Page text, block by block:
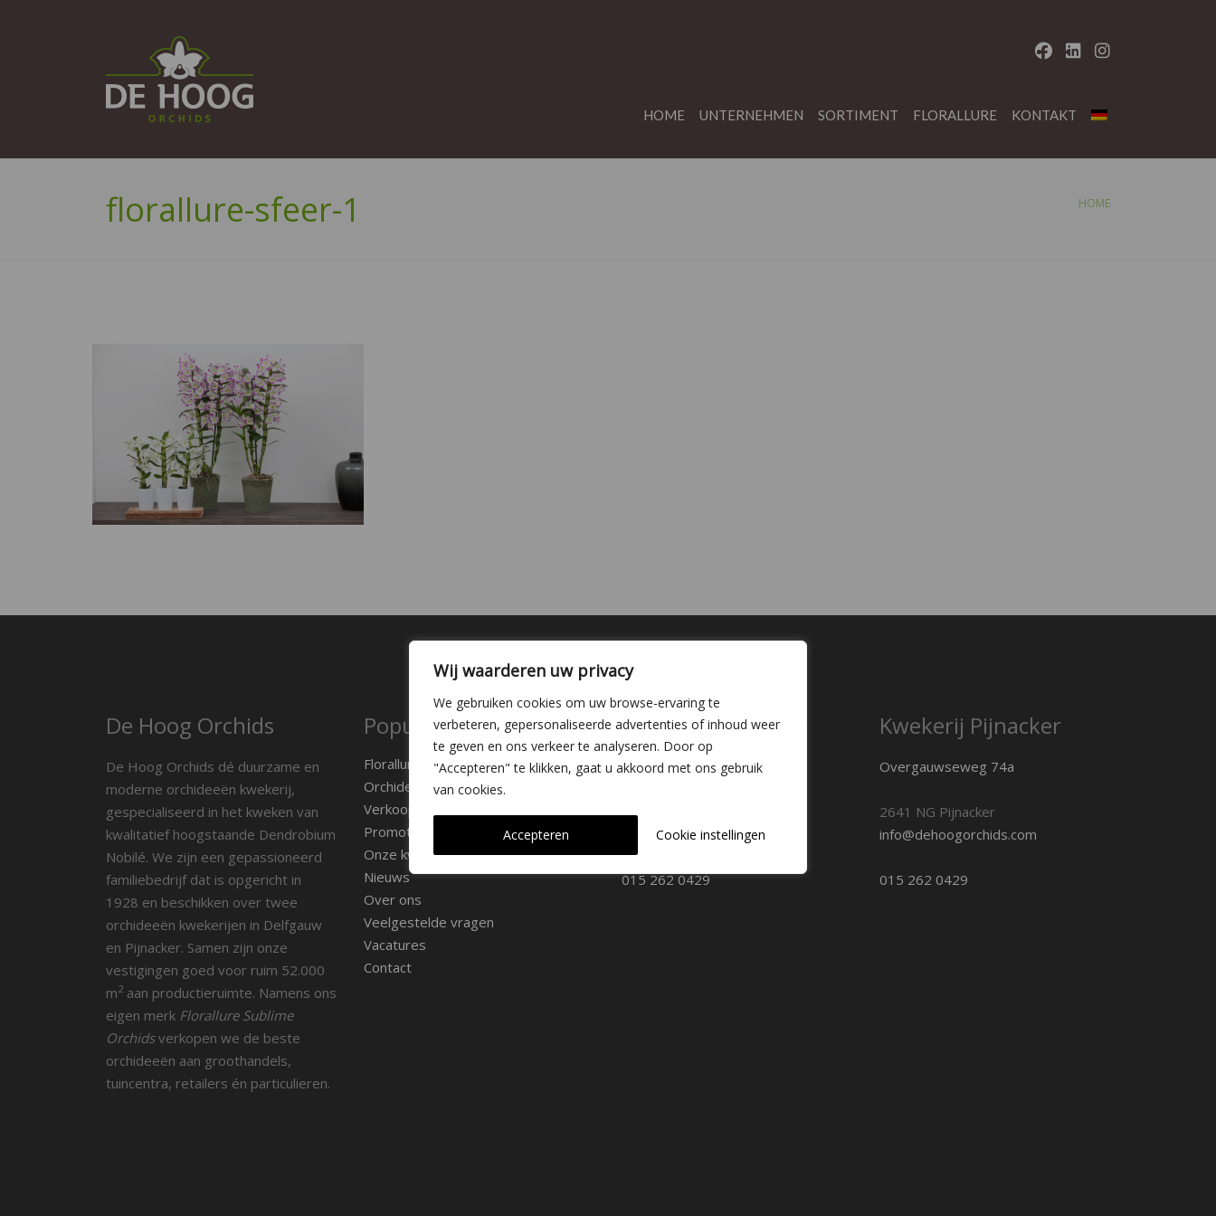
Wij waarderen uw privacy
We gebruiken cookies om uw browse-ervaring te
verbeteren, gepersonaliseerde advertenties of inhoud weer
te geven en ons verkeer te analyseren. Door op
"Accepteren" te klikken, gaat u akkoord met ons gebruik
van cookies.
Cookie instellingen
Accepteren
HOME UNTERNEHMEN SORTIMENT FLORALLURE KONTAKT
florallure-sfeer-1 HOME
De Hoog Orchids
De Hoog Orchids dé duurzame en
moderne orchideeën kwekerij,
gespecialiseerd in het kweken van
kwalitatief hoogstaande Dendrobium
Nobilé. We zijn een gepassioneerd
familiebedrijf dat is opgericht in
1928 en beschikken over twee
orchideeën kwekerijen in Delfgauw
en Pijnacker. Samen zijn onze
vestigingen goed voor ruim 52.000
m2 aan productieruimte. Namens ons
eigen merk Florallure Sublime
Orchidsverkopen we de beste
orchideeën aan groothandels,
tuincentra, retailers én particulieren.
Populaire pagina's
Florallure
Orchidee soorten
Verkooppunten
Promotiemateriaal
Onze kwekerij
Nieuws
Over ons
Veelgestelde vragen
Vacatures
Contact
Kwekerij Delfgauw
Vrederustlaan 10
2645 AW Delfgauw
info@dehoogorchids.com
015 262 0429
Kwekerij Pijnacker
Overgauwseweg 74a
2641 NG Pijnacker
info@dehoogorchids.com
015 262 0429